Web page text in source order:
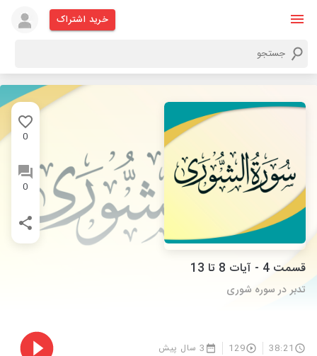
خرید اشتراک
0
0
قسمت 4 - آیات 8 تا 13
تدبر در سوره شوری
38:21
129 3 سال پیش